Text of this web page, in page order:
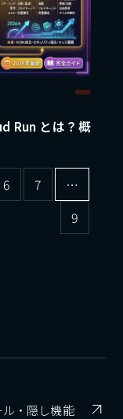
Run とは？概
6 7
…
9
・隠し機能